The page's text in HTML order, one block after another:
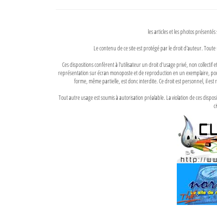
les articles et les photos
Le contenu de ce site est protégé par le droit d'auteur.
Ces dispositions confèrent à l'utilisateur un droit d'usage privé, non
représentation sur écran monoposte et de reproduction en un exemplaire,
forme, même partielle, est donc interdite. Ce droit est personnel, il
Tout autre usage est soumis à autorisation préalable. La violation de ces